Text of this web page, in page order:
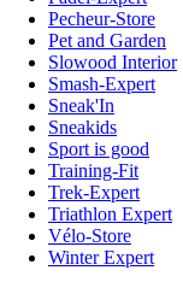
Pecheur-Store
Pet and Garden
Slowood Interior
Smash-Expert
Sneak'In
Sneakids
Sport is good
Training-Fit
Trek-Expert
Triathlon Expert
Vélo-Store
Winter Expert